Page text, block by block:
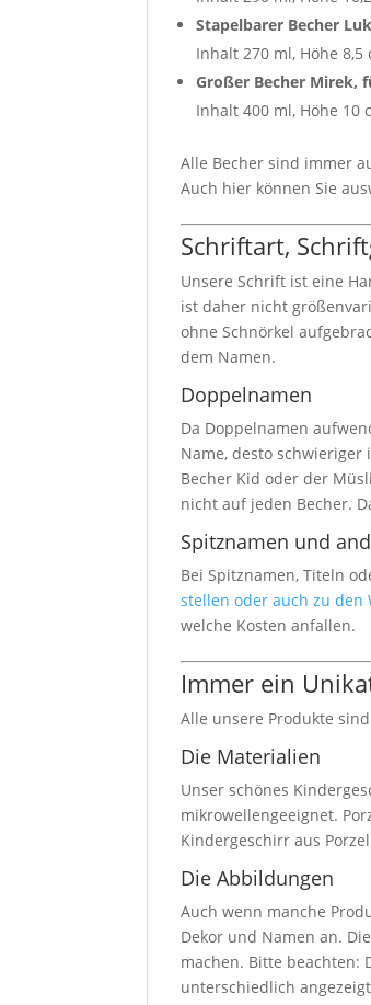
Stapelbarer Becher
Inhalt 270 ml, Höhe
Großer Becher Mirek,
Inhalt 400 ml, Höhe 10
Alle Becher sind immer
Auch hier können Sie
Schriftart,
Unsere Schrift ist eine
ist daher nicht
ohne Schnörkel
dem Namen.
Doppelnamen
Da Doppelnamen
Name, desto
Becher Kid oder der
nicht auf jeden Becher.
Spitznamen und
Bei Spitznamen, Titeln
stellen oder auch zu den
welche Kosten anfallen.
Immer ein
Alle unsere Produkte
Die Materialien
Unser schönes
mikrowellengeeignet.
Kindergeschirr aus
Die Abbildungen
Auch wenn manche
Dekor und Namen an.
machen. Bitte beachten:
unterschiedlich